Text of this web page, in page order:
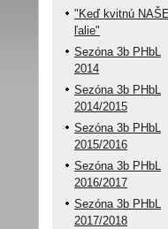
"Keď kvitnú NAŠE
ľalie"
Sezóna 3b PHbL
2014
Sezóna 3b PHbL
2014/2015
Sezóna 3b PHbL
2015/2016
Sezóna 3b PHbL
2016/2017
Sezóna 3b PHbL
2017/2018